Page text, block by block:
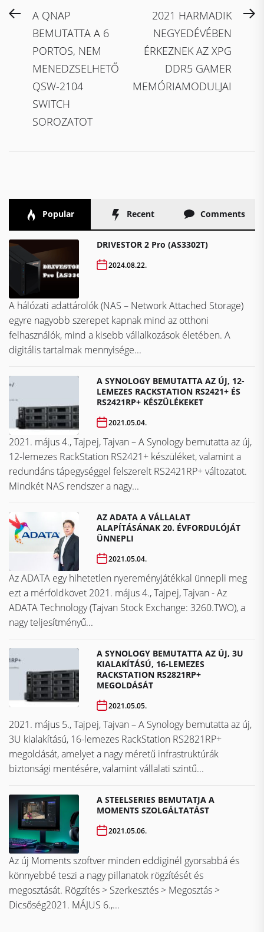
Bejegyzés
navigáció
PreviousA QNAP
BEMUTATTA A 6
PORTOS, NEM
MENEDZSELHETŐ
QSW-2104
SWITCH
SOROZATOT
2021 HARMADIK
NEGYEDÉVÉBEN
ÉRKEZNEK AZ XPG
DDR5 GAMER
MEMÓRIAMODULJAI
Popular Recent Comments
DRIVESTOR 2 Pro (AS3302T)
2024.08.22.
A hálózati adattárolók (NAS – Network Attached Storage)
egyre nagyobb szerepet kapnak mind az otthoni
felhasználók, mind a kisebb vállalkozások életében. A
digitális tartalmak mennyisége...
A SYNOLOGY BEMUTATTA AZ ÚJ, 12-
LEMEZES RACKSTATION RS2421+ ÉS
RS2421RP+ KÉSZÜLÉKEKET
2021.05.04.
2021. május 4., Tajpej, Tajvan – A Synology bemutatta az új,
12-lemezes RackStation RS2421+ készüléket, valamint a
redundáns tápegységgel felszerelt RS2421RP+ változatot.
Mindkét NAS rendszer a nagy...
AZ ADATA A VÁLLALAT
ALAPÍTÁSÁNAK 20. ÉVFORDULÓJÁT
ÜNNEPLI
2021.05.04.
Az ADATA egy hihetetlen nyereményjátékkal ünnepli meg
ezt a mérföldkövet ​​​​​​​2021. május 4., Tajpej, Tajvan - Az
ADATA Technology (Tajvan Stock Exchange: 3260.TWO), a
nagy teljesítményű...
A SYNOLOGY BEMUTATTA AZ ÚJ, 3U
KIALAKÍTÁSÚ, 16-LEMEZES
RACKSTATION RS2821RP+
MEGOLDÁSÁT
2021.05.05.
2021. május 5., Tajpej, Tajvan – A Synology bemutatta az új,
3U kialakítású, 16-lemezes RackStation RS2821RP+
megoldását, amelyet a nagy méretű infrastruktúrák
biztonsági mentésére, valamint vállalati szintű...
A STEELSERIES BEMUTATJA A
MOMENTS SZOLGÁLTATÁST
2021.05.06.
Az új Moments szoftver minden eddiginél gyorsabbá és
könnyebbé teszi a nagy pillanatok rögzítését és
megosztását. Rögzítés > Szerkesztés > Megosztás >
Dicsőség2021. MÁJUS 6.,...